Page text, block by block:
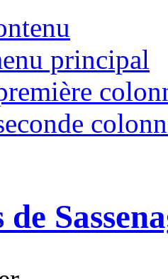
principal